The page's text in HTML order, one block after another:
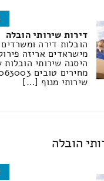
דירות שירותי הובלה
הובלות דירה
מישראדים אריזה
היסנה שירותי
מחירים טובים 0526063003
שירותי מנוף […]
הובלה